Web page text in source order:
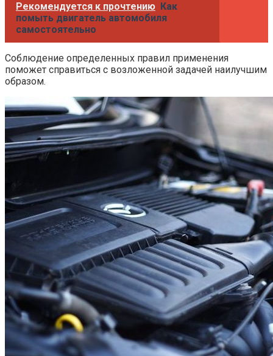
Рекомендуется к прочтению Как
помыть двигатель автомобиля
самостоятельно
Соблюдение определенных правил применения
поможет справиться с возложенной задачей наилучшим
образом.